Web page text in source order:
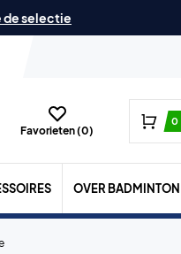
de selectie
Favorieten (0)
0
OVER BADMINTON